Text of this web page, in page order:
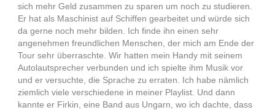
sich mehr Geld zusammen zu sparen um noch zu studieren.
Er hat als Maschinist auf Schiffen gearbeitet und würde sich
da gerne noch mehr bilden. Ich finde ihn einen sehr
angenehmen freundlichen Menschen, der mich am Ende der
Tour sehr überraschte. Wir hatten mein Handy mit seinem
Autolautsprecher verbunden und ich spielte ihm Musik vor
und er versuchte, die Sprache zu erraten. Ich habe nämlich
ziemlich viele verschiedene in meiner Playlist. Und dann
kannte er Firkin, eine Band aus Ungarn, wo ich dachte, dass